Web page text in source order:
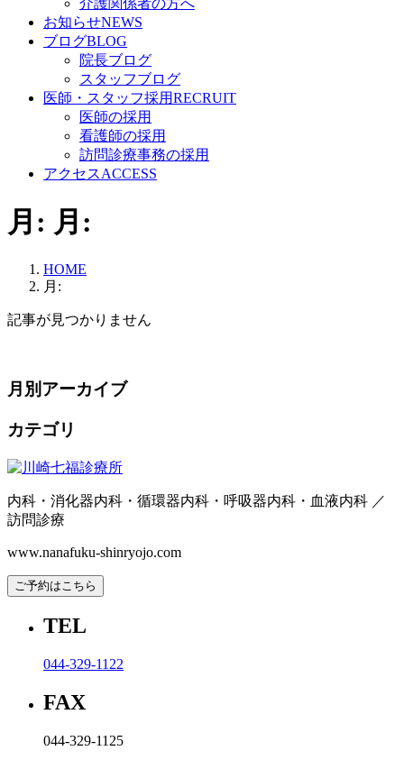
お知らせNEWS
ブログBLOG
院長ブログ
スタッフブログ
医師・スタッフ採用RECRUIT
医師の採用
看護師の採用
訪問診療事務の採用
アクセスACCESS
月: 月:
HOME
月:
記事が見つかりません
月別アーカイブ
カテゴリ
内科・消化器内科・循環器内科・呼吸器内科・血液内科 ／
訪問診療
www.nanafuku-shinryojo.com
ご予約はこちら
TEL
044-329-1122
FAX
044-329-1125